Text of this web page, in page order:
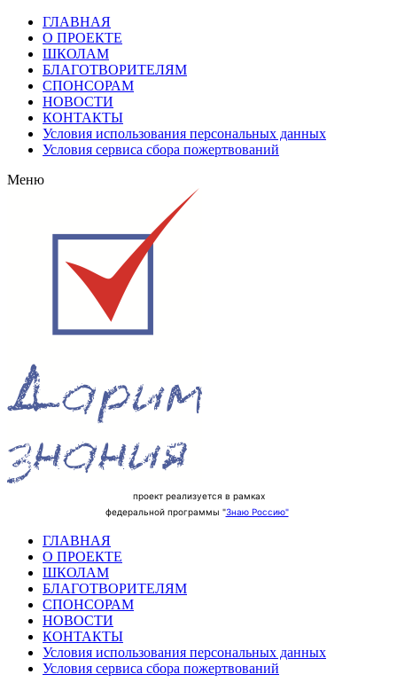
ГЛАВНАЯ
О ПРОЕКТЕ
ШКОЛАМ
БЛАГОТВОРИТЕЛЯМ
СПОНСОРАМ
НОВОСТИ
КОНТАКТЫ
Условия использования персональных данных
Условия сервиса сбора пожертвований
Меню
проект реализуется в рамках
федеральной программы "Знаю Россию"
ГЛАВНАЯ
О ПРОЕКТЕ
ШКОЛАМ
БЛАГОТВОРИТЕЛЯМ
СПОНСОРАМ
НОВОСТИ
КОНТАКТЫ
Условия использования персональных данных
Условия сервиса сбора пожертвований